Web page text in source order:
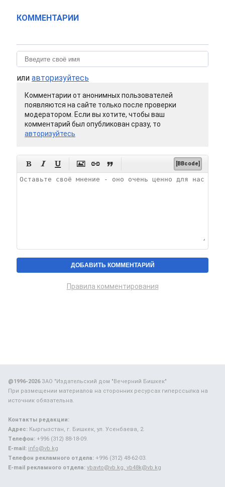
КОММЕНТАРИИ
или авторизуйтесь
Комментарии от анонимных пользователей
появляются на сайте только после проверки
модератором. Если вы хотите, чтобы ваш
комментарий был опубликован сразу, то
авторизуйтесь
      [BBcode]
Правила комментирования
@1996-2026ЗАО "Издательский дом "Вечерний Бишкек"
При размещении материалов на сторонних ресурсах гиперссылка на
источник обязательна.
Контакты редакции:
Адрес: Кыргызстан, г. Бишкек, ул. Усенбаева, 2.
Телефон: +996 (312) 88-18-09.
E-mail: info@vb.kg
Телефон рекламного отдела: +996 (312) 48-62-03.
E-mail рекламного отдела: vbavto@vb.kg, vb48k@vb.kg